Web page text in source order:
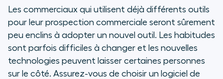
Les commerciaux qui utilisent déjà différents outils
pour leur prospection commerciale seront sûrement
peu enclins à adopter un nouvel outil. Les habitudes
sont parfois difficiles à changer et les nouvelles
technologies peuvent laisser certaines personnes
sur le côté. Assurez-vous de choisir un logiciel de